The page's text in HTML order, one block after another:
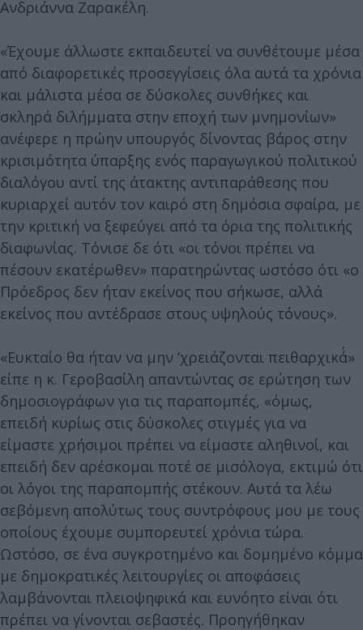
Ανδριάννα Ζαρακέλη.
«Έχουμε άλλωστε εκπαιδευτεί να συνθέτουμε μέσα
από διαφορετικές προσεγγίσεις όλα αυτά τα χρόνια
και μάλιστα μέσα σε δύσκολες συνθήκες και
σκληρά διλήμματα στην εποχή των μνημονίων»
ανέφερε η πρώην υπουργός δίνοντας βάρος στην
κρισιμότητα ύπαρξης ενός παραγωγικού πολιτικού
διαλόγου αντί της άτακτης αντιπαράθεσης που
κυριαρχεί αυτόν τον καιρό στη δημόσια σφαίρα, με
την κριτική να ξεφεύγει από τα όρια της πολιτικής
διαφωνίας. Τόνισε δε ότι «οι τόνοι πρέπει να
πέσουν εκατέρωθεν» παρατηρώντας ωστόσο ότι «ο
Πρόεδρος δεν ήταν εκείνος που σήκωσε, αλλά
εκείνος που αντέδρασε στους υψηλούς τόνους».
«Ευκταίο θα ήταν να μην ‘χρειάζονται πειθαρχικά΄»
είπε η κ. Γεροβασίλη απαντώντας σε ερώτηση των
δημοσιογράφων για τις παραπομπές, «όμως,
επειδή κυρίως στις δύσκολες στιγμές για να
είμαστε χρήσιμοι πρέπει να είμαστε αληθινοί, και
επειδή δεν αρέσκομαι ποτέ σε μισόλογα, εκτιμώ ότι
οι λόγοι της παραπομπής στέκουν. Αυτά τα λέω
σεβόμενη απολύτως τους συντρόφους μου με τους
οποίους έχουμε συμπορευτεί χρόνια τώρα.
Ωστόσο, σε ένα συγκροτημένο και δομημένο κόμμα
με δημοκρατικές λειτουργίες οι αποφάσεις
λαμβάνονται πλειοψηφικά και ευνόητο είναι ότι
πρέπει να γίνονται σεβαστές. Προηγήθηκαν